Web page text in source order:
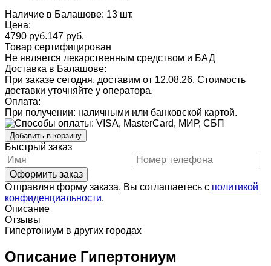
Наличие в Балашове: 13 шт.
Цена:
4790 руб.147 руб.
Товар сертифицирован
Не является лекарственным средством и БАД
Доставка в Балашове:
При заказе сегодня, доставим от 12.08.26. Стоимость
доставки уточняйте у оператора.
Оплата:
При получении: наличными или банковской картой.
Добавить в корзину
Быстрый заказ
Отправляя форму заказа, Вы соглашаетесь с политикой
конфиденциальности.
Описание
Отзывы
Гипертониум в других городах
Описание Гипертониум